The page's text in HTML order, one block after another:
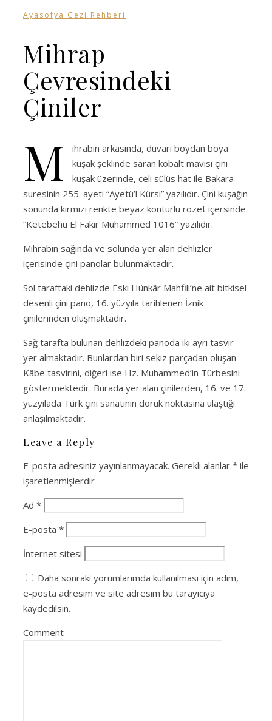
Ayasofya Gezi Rehberi
Mihrap
Çevresindeki
Çiniler
M
ihrabın arkasında, duvarı boydan boya
kuşak şeklinde saran kobalt mavisi çini
kuşak üzerinde, celi sülüs hat ile Bakara
suresinin 255. ayeti “Ayetü’l Kürsi” yazılıdır. Çini kuşağın
sonunda kırmızı renkte beyaz konturlu rozet içersinde
“Ketebehu El Fakir Muhammed 1016” yazılıdır.
Mihrabın sağında ve solunda yer alan dehlizler
içerisinde çini panolar bulunmaktadır.
Sol taraftaki dehlizde Eski Hünkâr Mahfili’ne ait bitkisel
desenli çini pano, 16. yüzyıla tarihlenen İznik
çinilerinden oluşmaktadır.
Sağ tarafta bulunan dehlizdeki panoda iki ayrı tasvir
yer almaktadır. Bunlardan biri sekiz parçadan oluşan
Kâbe tasvirini, diğeri ise Hz. Muhammed’in Türbesini
göstermektedir. Burada yer alan çinilerden, 16. ve 17.
yüzyılada Türk çini sanatının doruk noktasına ulaştığı
anlaşılmaktadır.
Leave a Reply
E-posta adresiniz yayınlanmayacak. Gerekli alanlar * ile
işaretlenmişlerdir
Ad *
E-posta *
İnternet sitesi
Daha sonraki yorumlarımda kullanılması için adım,
e-posta adresim ve site adresim bu tarayıcıya
kaydedilsin.
Comment